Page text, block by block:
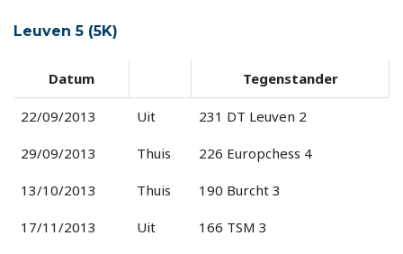
Leuven 5 (5K)
Datum Tegenstander
22/09/2013 Uit 231 DT Leuven 2
29/09/2013 Thuis 226 Europchess 4
13/10/2013 Thuis 190 Burcht 3
17/11/2013 Uit 166 TSM 3